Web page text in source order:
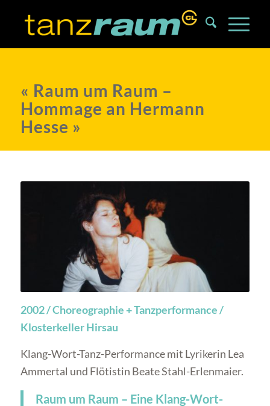
« Raum um Raum –
Hommage an Hermann
Hesse »
2002 / Choreographie + Tanzperformance /
Klosterkeller Hirsau
Klang-Wort-Tanz-Performance mit Lyrikerin Lea
Ammertal und Flötistin Beate Stahl-Erlenmaier.
Raum um Raum – Eine Klang-Wort-